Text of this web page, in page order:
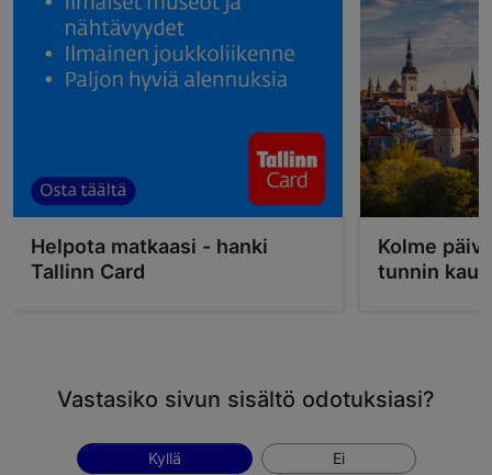
Helpota matkaasi - hanki
Tallinn Card
Kolme
tunnin
Vastasiko sivun sisältö odotuksiasi?
Kyllä Ei